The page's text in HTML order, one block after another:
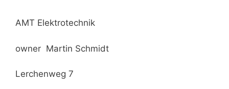
AMT Elektrotechnik
owner Martin Schmidt
Lerchenweg 7